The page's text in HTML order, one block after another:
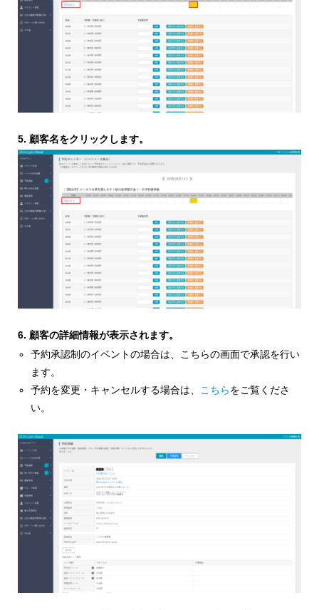
5. 顧客名をクリックします。
6. 顧客の詳細情報が表示されます。
予約承認制のイベントの場合は、こちらの画面で承認を行い
ます。
予約を変更・キャンセルする場合は、
こちらをご覧くださ
い。